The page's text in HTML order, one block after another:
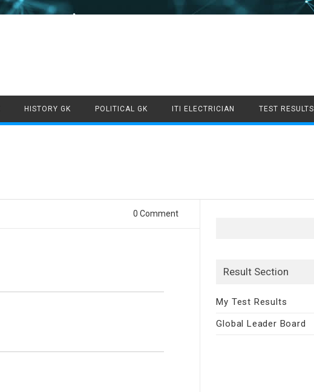
Skip to content
HISTORY GK POLITICAL GK ITI ELECTRICIAN TEST RESULTS
0 Comment
Result Section
My Test Results
Global Leader Board